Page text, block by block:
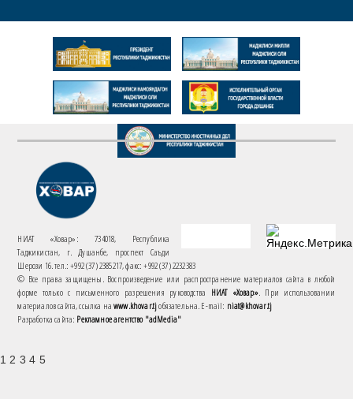
НИАТ «Ховар»: 734018, Республика
Таджикистан, г. Душанбе, проспект Саъди
Шерози 16. тел.: +992 (37) 2385217, факс: +992 (37) 2232383
© Все права защищены. Воспроизведение или распространение материалов сайта в любой
форме только с письменного разрешения руководства НИАТ «Ховар». При использовании
материалов сайта, ссылка наwww.khovar.tjобязательна. E-mail: niat@khovar.tj
Разработка сайта: Рекламное агентство "adMedia"
1 2 3 4 5